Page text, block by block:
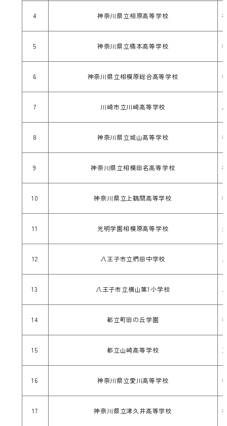
4 神奈川県立相原高等学校
5 神奈川県立橋本高等学校
6 神奈川県立相模原総合高等学校
7 川崎市立川崎高等学校
8 神奈川県立城山高等学校
9 神奈川県立相模田名高等学校
10 神奈川県立上鶴間高等学校
11 光明学園相模原高等学校
12 八王子市立椚田中学校
13 八王子市立横山第1小学校
14 都立町田の丘学園
15 都立山崎高等学校
16 神奈川県立愛川高等学校
17 神奈川県立津久井高等学校